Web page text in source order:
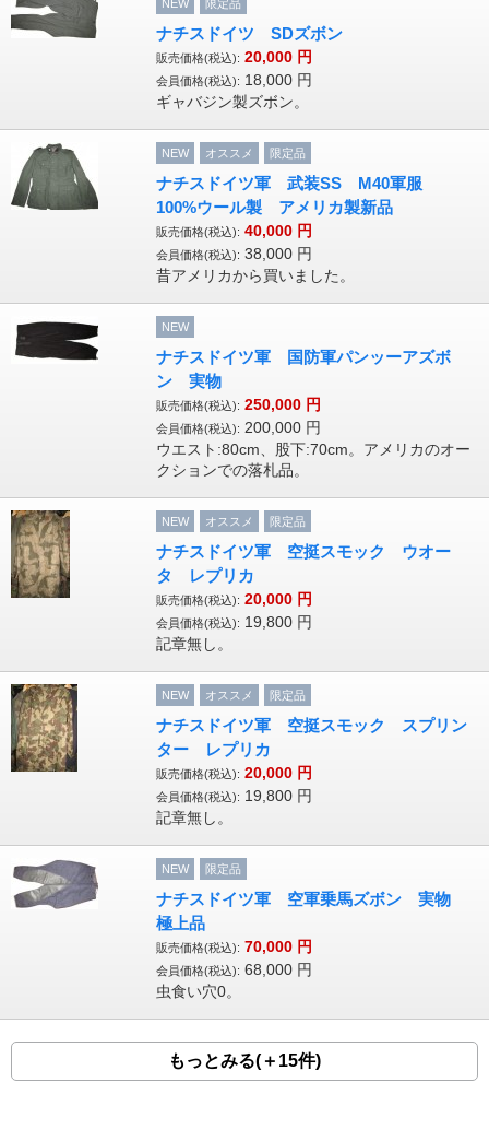
NEW 限定品
ナチスドイツ SDズボン
販売価格(税込): 20,000 円
会員価格(税込): 18,000 円
ギャバジン製ズボン。
NEW オススメ 限定品
ナチスドイツ軍 武装SS M40軍服
100%ウール製 アメリカ製新品
販売価格(税込): 40,000 円
会員価格(税込): 38,000 円
昔アメリカから買いました。
NEW
ナチスドイツ軍 国防軍パンッーアズボ
ン 実物
販売価格(税込): 250,000 円
会員価格(税込): 200,000 円
ウエスト:80cm、股下:70cm。アメリカのオー
クションでの落札品。
NEW オススメ 限定品
ナチスドイツ軍 空挺スモック ウオー
タ レプリカ
販売価格(税込): 20,000 円
会員価格(税込): 19,800 円
記章無し。
NEW オススメ 限定品
ナチスドイツ軍 空挺スモック スプリン
ター レプリカ
販売価格(税込): 20,000 円
会員価格(税込): 19,800 円
記章無し。
NEW 限定品
ナチスドイツ軍 空軍乗馬ズボン 実物
極上品
販売価格(税込): 70,000 円
会員価格(税込): 68,000 円
虫食い穴0。
もっとみる(＋15件)